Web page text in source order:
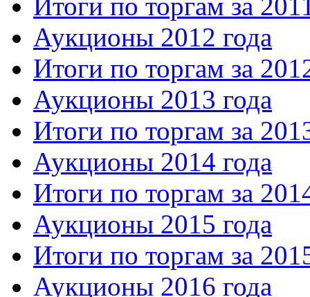
Аукционы 2012 года
Итоги по торгам за
Аукционы 2013 года
Итоги по торгам за
Аукционы 2014 года
Итоги по торгам за
Аукционы 2015 года
Итоги по торгам за
Аукционы 2016 года